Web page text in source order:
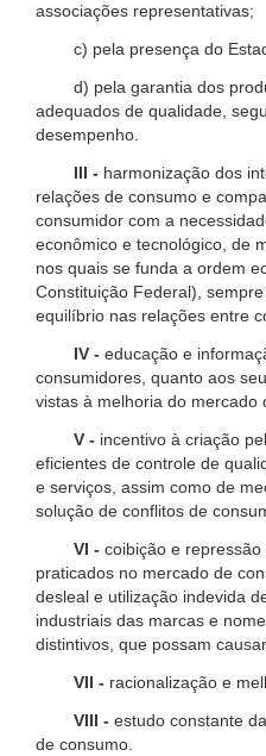
associações representativas;
c) pela presença do
d) pela garantia dos
adequados de qualidade,
desempenho.
III - harmonização dos
relações de consumo e
consumidor com a
econômico e tecnológico, de
nos quais se funda a ordem
Constituição Federal),
equilíbrio nas relações entre
IV - educação e
consumidores, quanto aos
vistas à melhoria do mercado
V - incentivo à criação
eficientes de controle de
e serviços, assim como de
solução de conflitos de
VI - coibição e
praticados no mercado de
desleal e utilização indevida
industriais das marcas e
distintivos, que possam
VII - racionalização e
VIII - estudo constante
de consumo.